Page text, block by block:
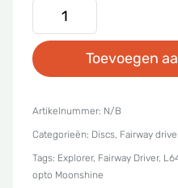
Latitude
64
-
Moonshine
Explorer
aantal
Toevoegen
Artikelnummer: N/B
Categorieën: Discs, Fairway
Tags: Explorer, Fairway Driver,
opto Moonshine